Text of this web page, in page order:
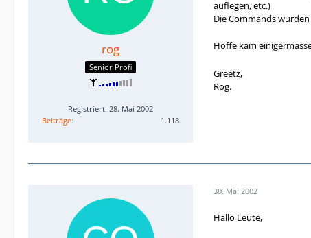
rog
Senior Profi
Registriert: 28. Mai 2002
Beiträge
1.118
auflegen, etc.)
Die Commands
Hoffe kam
Greetz,
Rog.
30. Mai 2002
Hallo Leute,